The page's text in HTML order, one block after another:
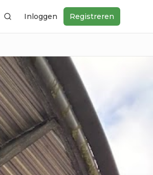
ZoekenInloggen Registreren